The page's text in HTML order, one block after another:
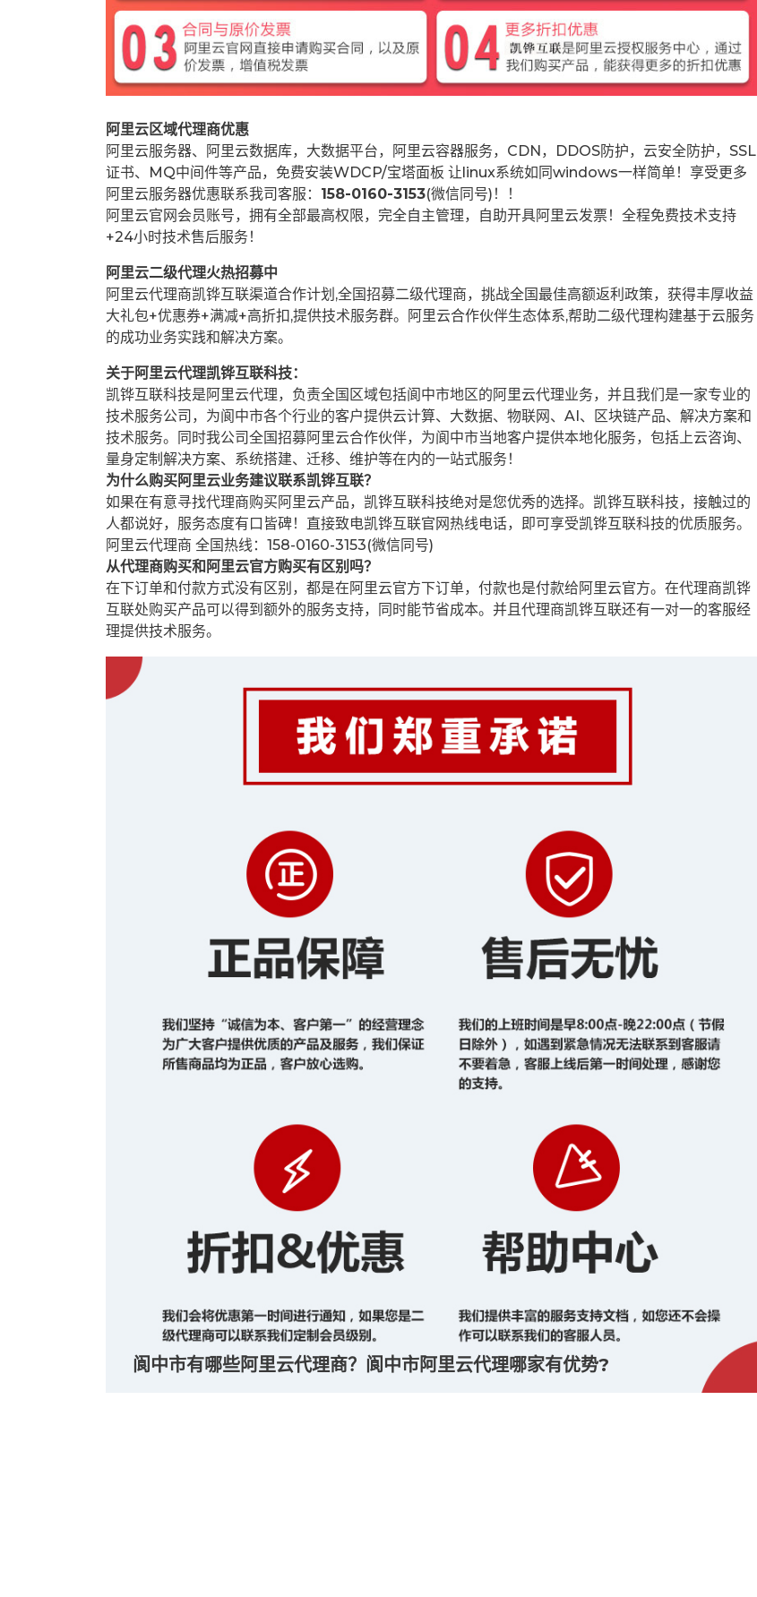
阆中市有哪些阿里云代理商？阆中市阿里云代理哪家有优势?
阿里云区域代理商优惠
阿里云服务器、阿里云数据库，大数据平台，阿里云容器服务，CDN，DDOS防护，云安全防护，SSL
证书、MQ中间件等产品，免费安装WDCP/宝塔面板 让linux系统如同windows一样简单！享受更多
阿里云服务器优惠联系我司客服： 158-0160-3153(微信同号)！！
阿里云官网会员账号，拥有全部最高权限，完全自主管理，自助开具阿里云发票！全程免费技术支持
+24小时技术售后服务！
阿里云二级代理火热招募中
阿里云代理商凯铧互联渠道合作计划,全国招募二级代理商，挑战全国最佳高额返利政策，获得丰厚收益
大礼包+优惠券+满减+高折扣,提供技术服务群。阿里云合作伙伴生态体系,帮助二级代理构建基于云服务
的成功业务实践和解决方案。
关于阿里云代理凯铧互联科技：
凯铧互联科技是阿里云代理，负责全国区域包括阆中市地区的阿里云代理业务，并且我们是一家专业的
技术服务公司，为阆中市各个行业的客户提供云计算、大数据、物联网、AI、区块链产品、解决方案和
技术服务。同时我公司全国招募阿里云合作伙伴，为阆中市当地客户提供本地化服务，包括上云咨询、
量身定制解决方案、系统搭建、迁移、维护等在内的一站式服务！
为什么购买阿里云业务建议联系凯铧互联？
如果在有意寻找代理商购买阿里云产品，凯铧互联科技绝对是您优秀的选择。凯铧互联科技，接触过的
人都说好，服务态度有口皆碑！直接致电凯铧互联官网热线电话，即可享受凯铧互联科技的优质服务。
阿里云代理商 全国热线：158-0160-3153(微信同号)
从代理商购买和阿里云官方购买有区别吗？
在下订单和付款方式没有区别，都是在阿里云官方下订单，付款也是付款给阿里云官方。在代理商凯铧
互联处购买产品可以得到额外的服务支持，同时能节省成本。并且代理商凯铧互联还有一对一的客服经
理提供技术服务。